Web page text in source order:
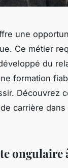
une
Ce métier
du
formation
Découvrez
carrière